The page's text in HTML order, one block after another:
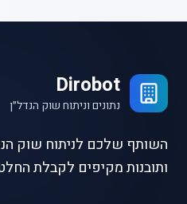
Dirobot
נתונים וניתוח שוק הנדל״ן
השותף שלכם לניתוח שוק
ותובנות מקיפים לקבלת